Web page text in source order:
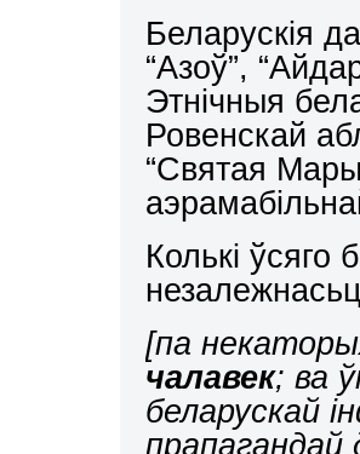
Беларускія
“Азоў”,
Этнічныя
Ровенскай
“Святая
Колькі ўсяго
[па
чалавек; ва
беларускай
прапагандай